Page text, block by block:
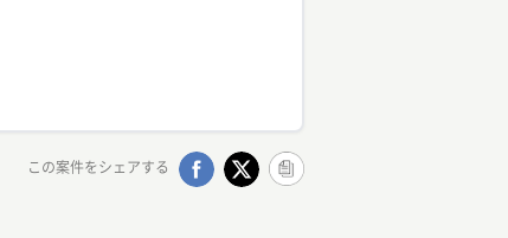
この案件をシェアする